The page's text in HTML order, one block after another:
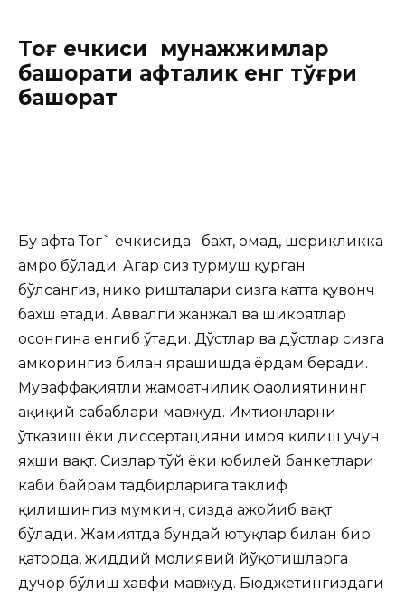
Тоғ ечкиси мунажжимлар
башорати ҳафталик енг тўғри
башорат
Бу ҳафта Тог` ечкисида бахт, омад, шерикликка
ҳамроҳ бўлади. Агар сиз турмуш қурган
бўлсангиз, никоҳ ришталари сизга катта қувонч
бахш етади. Аввалги жанжал ва шикоятлар
осонгина енгиб ўтади. Дўстлар ва дўстлар сизга
ҳамкорингиз билан ярашишда ёрдам беради.
Муваффақиятли жамоатчилик фаолиятининг
ҳақиқий сабаблари мавжуд. Имтиҳонларни
ўтказиш ёки диссертацияни ҳимоя қилиш учун
яхши вақт. Сизлар тўй ёки юбилей банкетлари
каби байрам тадбирларига таклиф
қилишингиз мумкин, сизда ажойиб вақт
бўлади. Жамиятда бундай ютуқлар билан бир
қаторда, жиддий молиявий йўқотишларга
дучор бўлиш хавфи мавжуд. Бюджетингиздаги